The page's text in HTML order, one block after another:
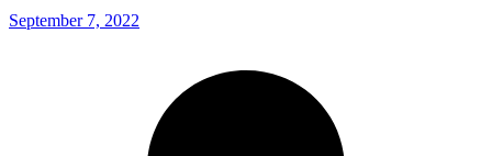
September 7, 2022